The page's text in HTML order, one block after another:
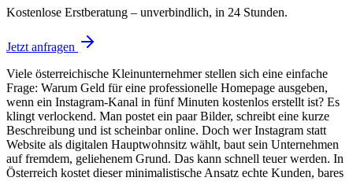
Kostenlose Erstberatung – unverbindlich, in 24 Stunden.
Jetzt anfragen
Viele österreichische Kleinunternehmer stellen sich eine einfache
Frage: Warum Geld für eine professionelle Homepage ausgeben,
wenn ein Instagram-Kanal in fünf Minuten kostenlos erstellt ist? Es
klingt verlockend. Man postet ein paar Bilder, schreibt eine kurze
Beschreibung und ist scheinbar online. Doch wer Instagram statt
Website als digitalen Hauptwohnsitz wählt, baut sein Unternehmen
auf fremdem, geliehenem Grund. Das kann schnell teuer werden. In
Österreich kostet dieser minimalistische Ansatz echte Kunden, bares